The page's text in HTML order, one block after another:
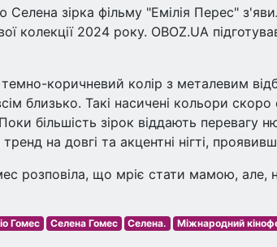
зірка фільму "Емілія Перес"
колекції 2024 року. OBOZ.UA
коричневий колір з металевим
близько. Такі насичені кольори
Поки більшість зірок віддають перевагу
на довгі та акцентні нігті,
розповіла, що мріє стати мамою, але,
Гомес Селена Гомес Селена.
Міжнародний